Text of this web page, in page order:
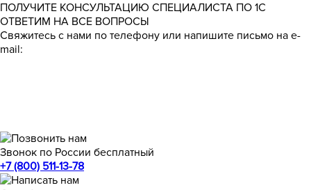
ПОЛУЧИТЕ КОНСУЛЬТАЦИЮ СПЕЦИАЛИСТА ПО 1С
ОТВЕТИМ НА ВСЕ ВОПРОСЫ
Свяжитесь с нами по телефону или напишите письмо на e-
mail:
Звонок по России бесплатный
+7 (800) 511-13-78